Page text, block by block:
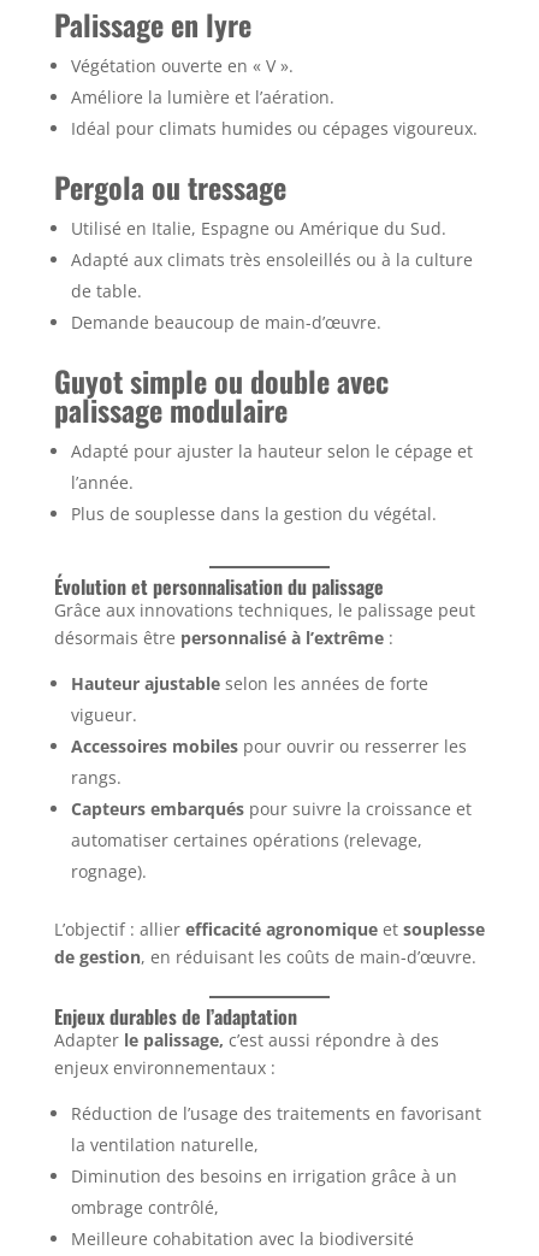
Palissage en lyre
Végétation ouverte en « V ».
Améliore la lumière et l’aération.
Idéal pour climats humides ou cépages vigoureux.
Pergola ou tressage
Utilisé en Italie, Espagne ou Amérique du Sud.
Adapté aux climats très ensoleillés ou à la culture
de table.
Demande beaucoup de main-d’œuvre.
Guyot simple ou double avec
palissage modulaire
Adapté pour ajuster la hauteur selon le cépage et
l’année.
Plus de souplesse dans la gestion du végétal.
Évolution et personnalisation du palissage
Grâce aux innovations techniques, le palissage peut
désormais être personnalisé à l’extrême:
Hauteur ajustableselon les années de forte
vigueur.
Accessoires mobilespour ouvrir ou resserrer les
rangs.
Capteurs embarquéspour suivre la croissance et
automatiser certaines opérations (relevage,
rognage).
L’objectif : allier efficacité agronomiqueet souplesse
de gestion, en réduisant les coûts de main-d’œuvre.
Enjeux durables de l’adaptation
Adapter le palissage, c’est aussi répondre à des
enjeux environnementaux :
Réduction de l’usage des traitements en favorisant
la ventilation naturelle,
Diminution des besoins en irrigation grâce à un
ombrage contrôlé,
Meilleure cohabitation avec la biodiversité